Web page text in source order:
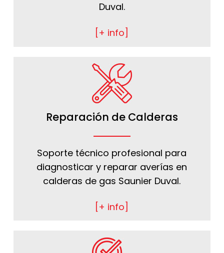
Duval.
[+ info]
Reparación de Calderas
Soporte técnico profesional para
diagnosticar y reparar averías en
calderas de gas Saunier Duval.
[+ info]